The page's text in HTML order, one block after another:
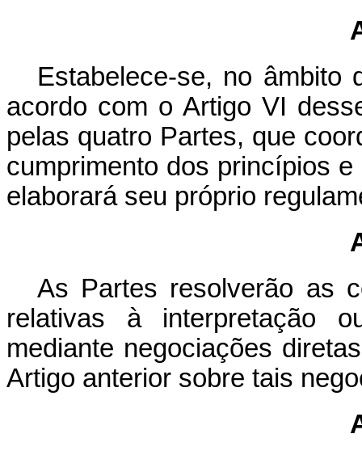
Estabelece-se, no
acordo com o Artigo VI
pelas quatro Partes, que
cumprimento dos princípios
elaborará seu próprio
As Partes resolverão as
relativas à interpretação
mediante negociações
Artigo anterior sobre tais